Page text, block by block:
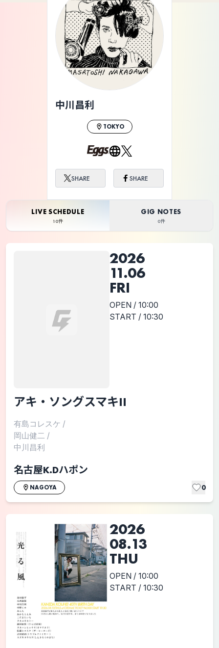
ライブ体験をもっと楽しく、もっと便利
に。
中川昌利
TOKYO
SHARE SHARE
LIVE SCHEDULE
10件
GIG NOTES
0件
2026
11.06
FRI
OPEN / 10:00
START / 10:30
アキ・ソングスマキII
有島コレスケ /
岡山健二 /
中川昌利
名古屋K.Dハポン
NAGOYA 0
2026
08.13
THU
OPEN / 10:00
START / 10:30